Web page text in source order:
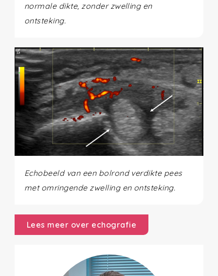
normale dikte, zonder zwelling en
ontsteking.
Echobeeld van een bolrond verdikte pees
met omringende zwelling en ontsteking.
Lees meer over echografie